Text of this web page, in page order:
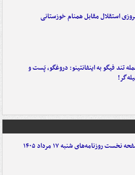
استقلال مقابل همنام خوزستانی
تند فیگو به اینفانتینو: دروغگو، پَست‌ و
نخست روزنامه‌های شنبه ۱۷ مرداد ۱۴۰۵